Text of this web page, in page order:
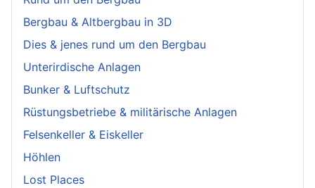
Bergbau & Altbergbau in 3D
Dies & jenes rund um den Bergbau
Unterirdische Anlagen
Bunker & Luftschutz
Rüstungsbetriebe & militärische Anlagen
Felsenkeller & Eiskeller
Höhlen
Lost Places